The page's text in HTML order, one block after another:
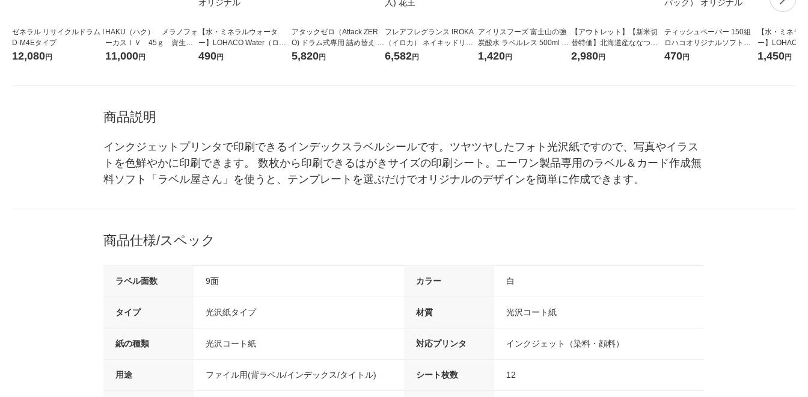
ゼネラル リサイクルドラム I
D-M4Eタイプ
12,080円
HAKU（ハク） メラノフォ
ーカスＩＶ 45ｇ 資生
堂 おまけ付き
11,000円
【水・ミネラルウォータ
ー】LOHACO Water（ロハ
コウォーター）2L ラベルレ
490円
アタックゼロ（Attack ZER
O) ドラム式専用 詰め替え メ
ガジャンボ 2300g 1セット
（2個入) 洗濯洗剤 花王
5,820円
フレアフレグランス IROKA
（イロカ） ネイキッドリリ
ーの香り 柔軟剤 詰め替え 超
特大 1200ml 1セット（5個
6,582円
アイリスフーズ 富士山の強
炭酸水 ラベルレス 500ml 1
箱（24本入）
1,420円
【アウトレット】【新米切
替特価】北海道産ななつぼ
し 無洗米 5kg 1袋 令和7年産
米 木徳神糧 オリジナル
2,980円
ティッシュペーパー 150組
ロハコオリジナルソフトパ
ックティッシュ フィオナ オ
470円
【水・ミネラ
ー】LOHACO
1箱（20本入
（イチオシ）
1,450円
商品説明
インクジェットプリンタで印刷できるインデックスラベルシールです。ツヤツヤしたフォト光沢紙ですので、写真やイラス
トを色鮮やかに印刷できます。 数枚から印刷できるはがきサイズの印刷シート。エーワン製品専用のラベル＆カード作成無
料ソフト「ラベル屋さん」を使うと、テンプレートを選ぶだけでオリジナルのデザインを簡単に作成できます。
商品仕様/スペック
ラベル面数 9面 カラー 白
タイプ 光沢紙タイプ 材質 光沢コート紙
紙の種類 光沢コート紙 対応プリンタ インクジェット（染料・顔料）
用途 ファイル用(背ラベル/インデックス/タイトル) シート枚数 12